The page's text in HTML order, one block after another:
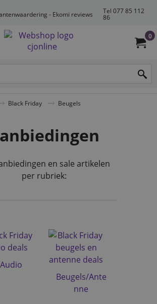
- Ekomi reviews
Tel 077 85 112
86
0
Black Friday Beugels
en sale artikelen
per rubriek:
Audio
Beugels/Ante
nne